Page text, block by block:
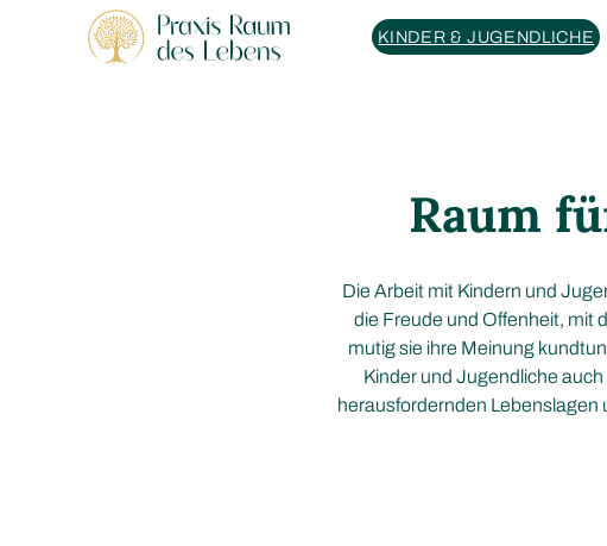
KINDER & JUGENDLICHE
Raum
Die Arbeit mit Kindern und
die Freude und Offenheit, mit
mutig sie ihre Meinung
Kinder und Jugendliche
herausfordernden Lebenslagen